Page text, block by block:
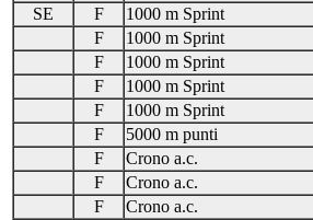
SE
F 1000 m Sprint
F
1000 m Sprint
F
1000 m Sprint
F
1000 m Sprint
F
1000 m Sprint
F
5000 m punti
F
Crono a.c.
F
Crono a.c.
F
Crono a.c.